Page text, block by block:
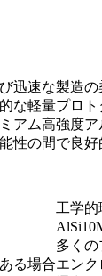
迅速な製造
な軽量プロ
アム高強度
性の間で良好
工学的
多く
る場合エン